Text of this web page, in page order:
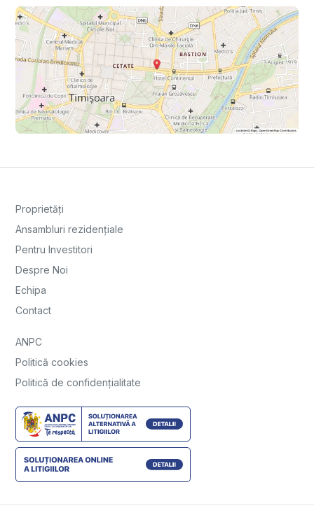
Proprietăți
Ansambluri rezidențiale
Pentru Investitori
Despre Noi
Echipa
Contact
ANPC
Politică cookies
Politică de confidențialitate